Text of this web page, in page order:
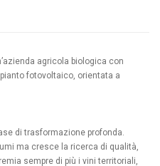
agricola biologica con
fotovoltaico, orientata a
di trasformazione profonda.
ma cresce la ricerca di qualità,
sempre di più i vini territoriali,